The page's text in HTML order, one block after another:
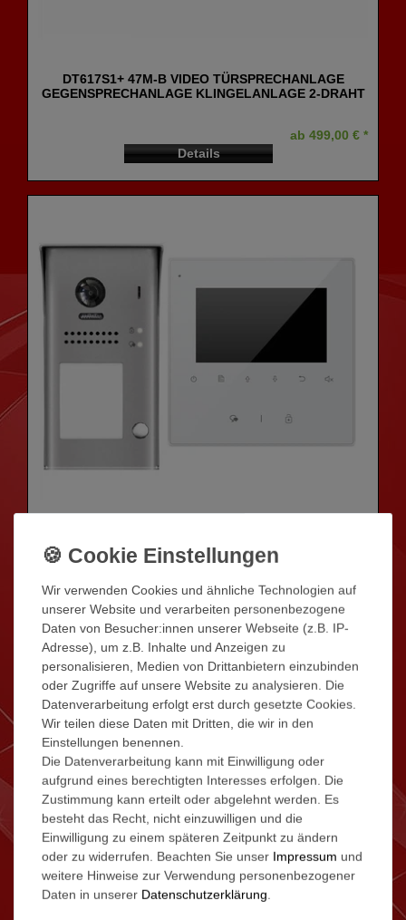
DT617S1+ 47M-B VIDEO TÜRSPRECHANLAGE
GEGENSPRECHANLAGE KLINGELANLAGE 2-DRAHT
ab 499,00 € *
Details
GEGENSPRECHANLAGE 1-FAMILIENHAUS DT617S1
UND DT43
ab 239,00 € *
Details
Wir verwenden Cookies und ähnliche Technologien auf
unserer Website und verarbeiten personenbezogene
Daten von Besucher:innen unserer Webseite (z.B. IP-
Adresse), um z.B. Inhalte und Anzeigen zu
personalisieren, Medien von Drittanbietern einzubinden
oder Zugriffe auf unsere Website zu analysieren. Die
Datenverarbeitung erfolgt erst durch gesetzte Cookies.
Wir teilen diese Daten mit Dritten, die wir in den
Einstellungen benennen.
Die Datenverarbeitung kann mit Einwilligung oder
aufgrund eines berechtigten Interesses erfolgen. Die
Zustimmung kann erteilt oder abgelehnt werden. Es
besteht das Recht, nicht einzuwilligen und die
Einwilligung zu einem späteren Zeitpunkt zu ändern
oder zu widerrufen. Beachten Sie unser Impressum und
weitere Hinweise zur Verwendung personenbezogener
Daten in unserer Daten­schutz­erklärung.